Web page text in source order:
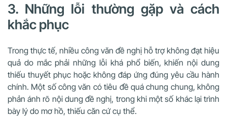
3. Những lỗi thường gặp và cách
khắc phục
Trong thực tế, nhiều công văn đề nghị hỗ trợ không đạt hiệu
quả do mắc phải những lỗi khá phổ biến, khiến nội dung
thiếu thuyết phục hoặc không đáp ứng đúng yêu cầu hành
chính. Một số công văn có tiêu đề quá chung chung, không
phản ánh rõ nội dung đề nghị, trong khi một số khác lại trình
bày lý do mơ hồ, thiếu căn cứ cụ thể.